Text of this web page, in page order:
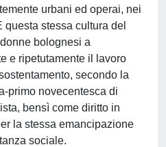
urbani ed operai, nei
stessa cultura del
bolognesi a
e ripetutamente il lavoro
secondo la
primo novecentesca di
bensì come diritto in
la stessa emancipazione
sociale.